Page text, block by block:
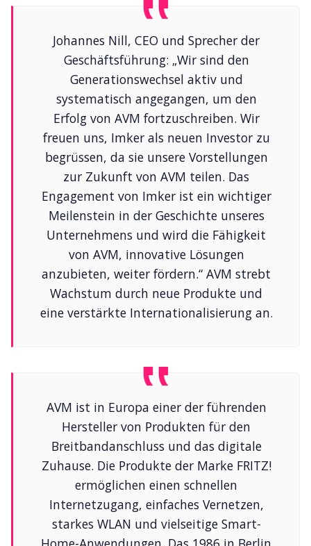
Johannes Nill, CEO und Sprecher der
Geschäftsführung: „Wir sind den
Generationswechsel aktiv und
systematisch angegangen, um den
Erfolg von AVM fortzuschreiben. Wir
freuen uns, Imker als neuen Investor zu
begrüssen, da sie unsere Vorstellungen
zur Zukunft von AVM teilen. Das
Engagement von Imker ist ein wichtiger
Meilenstein in der Geschichte unseres
Unternehmens und wird die Fähigkeit
von AVM, innovative Lösungen
anzubieten, weiter fördern.“ AVM strebt
Wachstum durch neue Produkte und
eine verstärkte Internationalisierung an.
AVM ist in Europa einer der führenden
Hersteller von Produkten für den
Breitbandanschluss und das digitale
Zuhause. Die Produkte der Marke FRITZ!
ermöglichen einen schnellen
Internetzugang, einfaches Vernetzen,
starkes WLAN und vielseitige Smart-